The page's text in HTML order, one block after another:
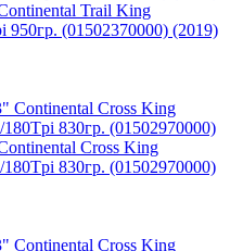
Trail King
950гр. (01502370000) (2019)
Cross King
830гр. (01502970000)